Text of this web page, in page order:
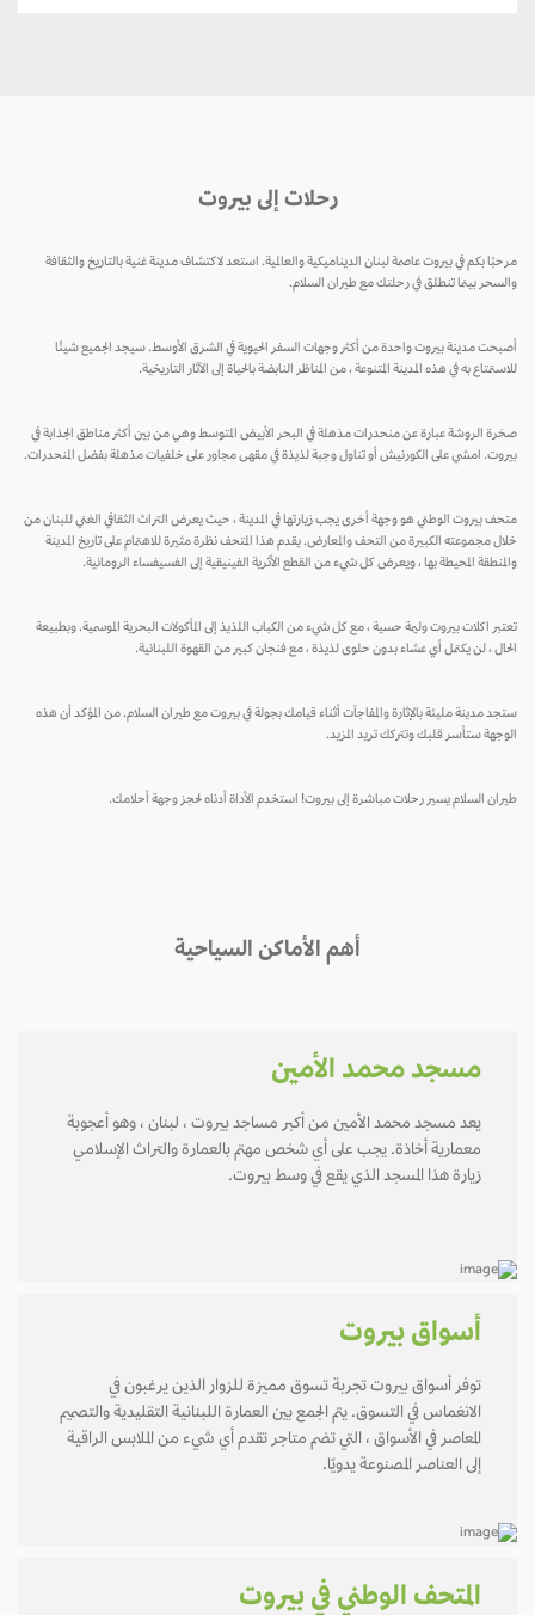
رحلات إلى بيروت
مرحبًا بكم في بيروت عاصمة لبنان الديناميكية والعالمية. استعد لاكتشاف مدينة غنية بالتاريخ والثقافة
والسحر بينما تنطلق في رحلتك مع طيران السلام.
أصبحت مدينة بيروت واحدة من أكثر وجهات السفر الحيوية في الشرق الأوسط. سيجد الجميع شيئًا
للاستمتاع به في هذه المدينة المتنوعة ، من المناظر النابضة بالحياة إلى الآثار التاريخية.
صخرة الروشة عبارة عن منحدرات مذهلة في البحر الأبيض المتوسط ​​وهي من بين أكثر مناطق الجذابة في
بيروت. امشي على الكورنيش أو تناول وجبة لذيذة في مقهى مجاور على خلفيات مذهلة بفضل المنحدرات.
متحف بيروت الوطني هو وجهة أخرى يجب زيارتها في المدينة ، حيث يعرض التراث الثقافي الغني للبنان من
خلال مجموعته الكبيرة من التحف والمعارض. يقدم هذا المتحف نظرة مثيرة للاهتمام على تاريخ المدينة
والمنطقة المحيطة بها ، ويعرض كل شيء من القطع الأثرية الفينيقية إلى الفسيفساء الرومانية.
تعتبر اكلات بيروت وليمة حسية ، مع كل شيء من الكباب اللذيذ إلى المأكولات البحرية الموسمية. وبطبيعة
الحال ، لن يكتمل أي عشاء بدون حلوى لذيذة ، مع فنجان كبير من القهوة اللبنانية.
ستجد مدينة مليئة بالإثارة والمفاجآت أثناء قيامك بجولة في بيروت مع طيران السلام. من المؤكد أن هذه
الوجهة ستأسر قلبك وتتركك تريد المزيد.
طيران السلام يسير رحلات مباشرة إلى بيروت! استخدم الأداة أدناه لحجز وجهة أحلامك.
أهم الأماكن السياحية
مسجد محمد الأمين
يعد مسجد محمد الأمين من أكبر مساجد بيروت ، لبنان ، وهو أعجوبة
معمارية أخاذة. يجب على أي شخص مهتم بالعمارة والتراث الإسلامي
زيارة هذا المسجد الذي يقع في وسط بيروت.
أسواق بيروت
توفر أسواق بيروت تجربة تسوق مميزة للزوار الذين يرغبون في
الانغماس في التسوق. يتم الجمع بين العمارة اللبنانية التقليدية والتصميم
المعاصر في الأسواق ، التي تضم متاجر تقدم أي شيء من الملابس الراقية
إلى العناصر المصنوعة يدويًا.
المتحف الوطني في بيروت